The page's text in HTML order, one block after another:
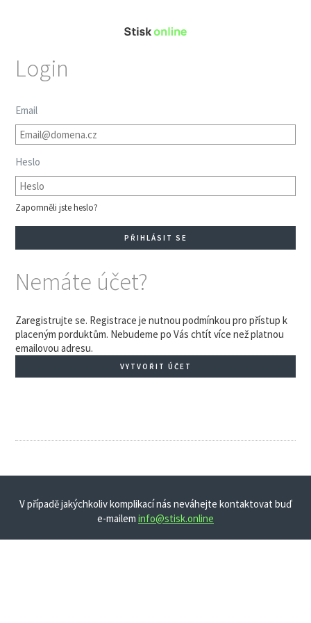
Login
Email
Heslo
Zapomněli jste heslo?
Nemáte účet?
Zaregistrujte se. Registrace je nutnou podmínkou pro přístup k
placeným porduktům. Nebudeme po Vás chtít více než platnou
emailovou adresu.
VYTVOŘIT ÚČET
V případě jakýchkoliv komplikací nás neváhejte kontaktovat buď
e-mailem info@stisk.online